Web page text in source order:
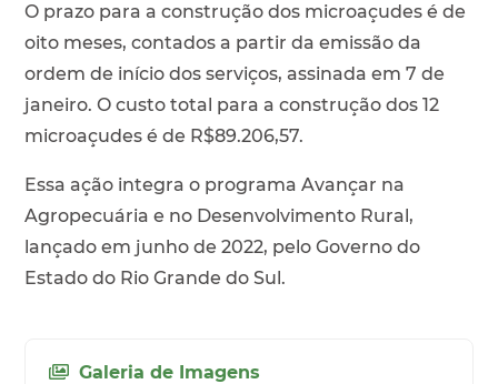
O prazo para a construção dos microaçudes é de
oito meses, contados a partir da emissão da
ordem de início dos serviços, assinada em 7 de
janeiro. O custo total para a construção dos 12
microaçudes é de R$89.206,57.
Essa ação integra o programa Avançar na
Agropecuária e no Desenvolvimento Rural,
lançado em junho de 2022, pelo Governo do
Estado do Rio Grande do Sul.
Galeria de Imagens